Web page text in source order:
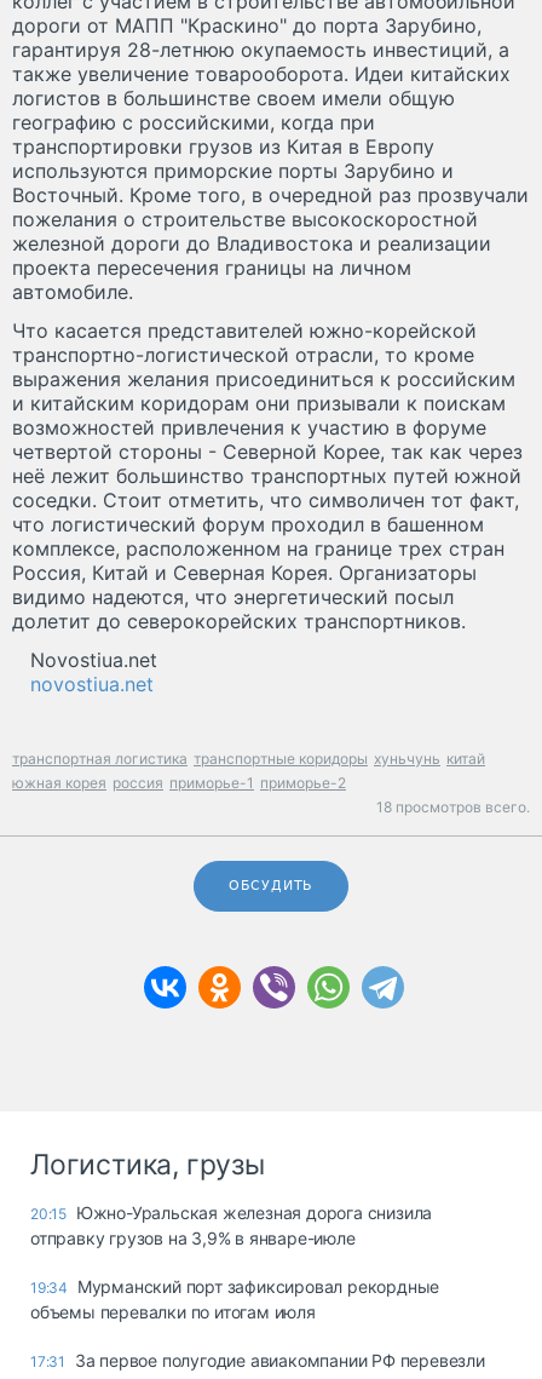
дороги от МАПП "Краскино" до порта Зарубино,
гарантируя 28-летнюю окупаемость инвестиций, а
также увеличение товарооборота. Идеи китайских
логистов в большинстве своем имели общую
географию с российскими, когда при
транспортировки грузов из Китая в Европу
используются приморские порты Зарубино и
Восточный. Кроме того, в очередной раз прозвучали
пожелания о строительстве высокоскоростной
железной дороги до Владивостока и реализации
проекта пересечения границы на личном
автомобиле.
Что касается представителей южно-корейской
транспортно-логистической отрасли, то кроме
выражения желания присоединиться к российским
и китайским коридорам они призывали к поискам
возможностей привлечения к участию в форуме
четвертой стороны - Северной Корее, так как через
неё лежит большинство транспортных путей южной
соседки. Стоит отметить, что символичен тот факт,
что логистический форум проходил в башенном
комплексе, расположенном на границе трех стран
Россия, Китай и Северная Корея. Организаторы
видимо надеются, что энергетический посыл
долетит до северокорейских транспортников.
Novostiua.net
novostiua.net
транспортная логистика транспортные коридоры хуньчунь китай
южная корея россия приморье-1 приморье-2
18 просмотров всего.
ОБСУДИТЬ
Логистика, грузы
20:15 Южно-Уральская железная дорога снизила
отправку грузов на 3,9% в январе-июле
19:34
Мурманский порт зафиксировал рекордные
объемы перевалки по итогам июля
17:31
За первое полугодие авиакомпании РФ перевезли